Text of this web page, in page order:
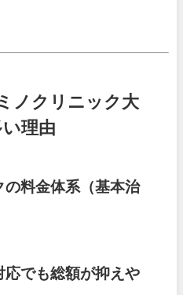
ノクリニック大
理由
料金体系（基本治
でも総額が抑えや